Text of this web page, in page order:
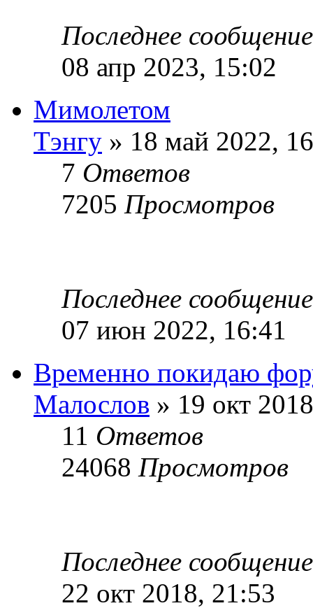
Последнее
08 апр 2023, 15:02
Мимолетом
Тэнгу » 18 май 2022,
7 Ответов
7205 Просмотров
Последнее
07 июн 2022, 16:41
Временно покидаю
Малослов » 19 окт
11 Ответов
24068 Просмотров
Последнее
22 окт 2018, 21:53